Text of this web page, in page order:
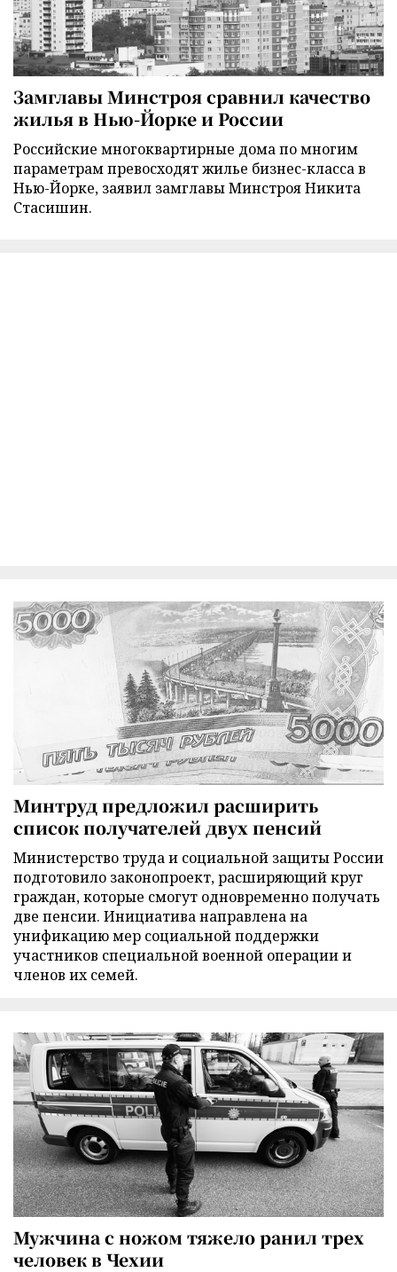
Замглавы Минстроя сравнил качество
жилья в Нью-Йорке и России
Российские многоквартирные дома по многим
параметрам превосходят жилье бизнес-класса в
Нью-Йорке, заявил замглавы Минстроя Никита
Стасишин.
Минтруд предложил расширить
список получателей двух пенсий
Министерство труда и социальной защиты России
подготовило законопроект, расширяющий круг
граждан, которые смогут одновременно получать
две пенсии. Инициатива направлена на
унификацию мер социальной поддержки
участников специальной военной операции и
членов их семей.
Мужчина с ножом тяжело ранил трех
человек в Чехии